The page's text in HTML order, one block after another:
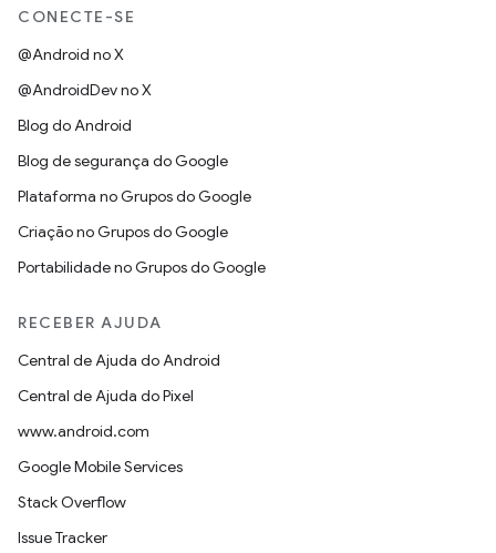
CONECTE-SE
@Android no X
@AndroidDev no X
Blog do Android
Blog de segurança do Google
Plataforma no Grupos do Google
Criação no Grupos do Google
Portabilidade no Grupos do Google
RECEBER AJUDA
Central de Ajuda do Android
Central de Ajuda do Pixel
www.android.com
Google Mobile Services
Stack Overflow
Issue Tracker